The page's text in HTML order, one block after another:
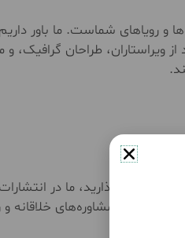
و رویاهای شماست. ما باور
ویراستاران، طراحان گرافیک، و
اشتراک بگذارید، ما در
تیم ما با مشاوره‌های خلاقانه